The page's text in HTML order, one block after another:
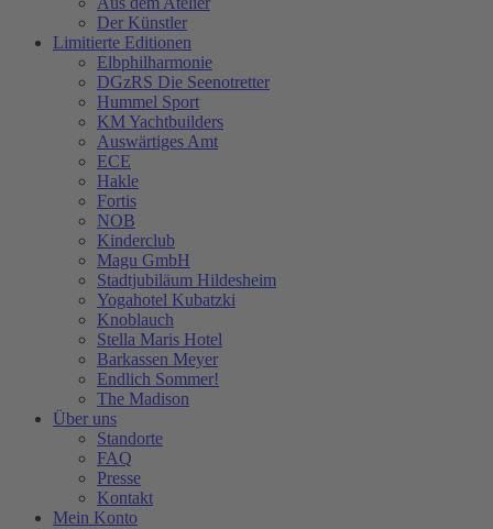
Der Künstler
Limitierte Editionen
Elbphilharmonie
DGzRS Die Seenotretter
Hummel Sport
KM Yachtbuilders
Auswärtiges Amt
ECE
Hakle
Fortis
NOB
Kinderclub
Magu GmbH
Stadtjubiläum Hildesheim
Yogahotel Kubatzki
Knoblauch
Stella Maris Hotel
Barkassen Meyer
Endlich Sommer!
The Madison
Über uns
Standorte
FAQ
Presse
Kontakt
Mein Konto